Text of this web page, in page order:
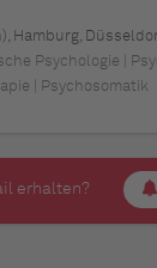
(Niedersachsen), Rostock (Mecklenburg-Vorpommern), Kiel (Schleswig-Holstein), Augsburg (Bayern), Nürnberg (Bayern), Frankfurt am Main (Hessen), Bremen, Schwerin
Psychologie |
| Psychosomatik
erhalten?